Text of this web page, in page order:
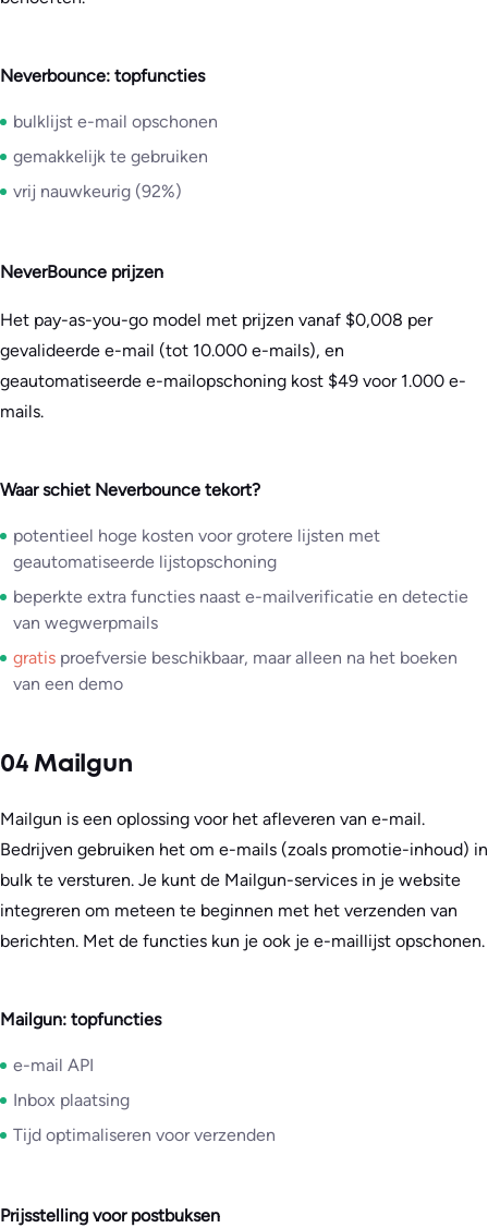
Neverbounce: topfuncties
bulklijst e-mail opschonen
gemakkelijk te gebruiken
vrij nauwkeurig (92%)
NeverBounce prijzen
Het pay-as-you-go model met prijzen vanaf $0,008 per
gevalideerde e-mail (tot 10.000 e-mails), en
geautomatiseerde e-mailopschoning kost $49 voor 1.000 e-
mails.
Waar schiet Neverbounce tekort?
potentieel hoge kosten voor grotere lijsten met
geautomatiseerde lijstopschoning
beperkte extra functies naast e-mailverificatie en detectie
van wegwerpmails
gratis proefversie beschikbaar, maar alleen na het boeken
van een demo
04 Mailgun
Mailgun is een oplossing voor het afleveren van e-mail.
Bedrijven gebruiken het om e-mails (zoals promotie-inhoud) in
bulk te versturen. Je kunt de Mailgun-services in je website
integreren om meteen te beginnen met het verzenden van
berichten. Met de functies kun je ook je e-maillijst opschonen.
Mailgun: topfuncties
e-mail API
Inbox plaatsing
Tijd optimaliseren voor verzenden
Prijsstelling voor postbuksen